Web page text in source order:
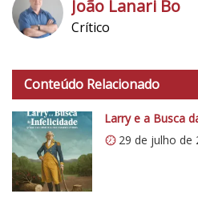
t
p
s
:
/
/
João Lanari Bo
Crítico
Conteúdo Relacionado
Larry e a Busca
29 de julho de